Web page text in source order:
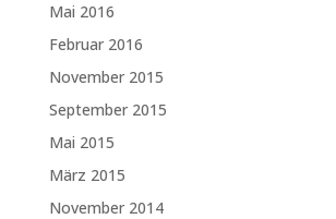
Mai 2016
Februar 2016
November 2015
September 2015
Mai 2015
März 2015
November 2014